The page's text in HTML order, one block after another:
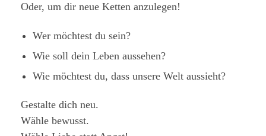
Oder, um dir neue Ketten anzulegen!
Wer möchtest du sein?
Wie soll dein Leben aussehen?
Wie möchtest du, dass unsere Welt aussieht?
Gestalte dich neu.
Wähle bewusst.